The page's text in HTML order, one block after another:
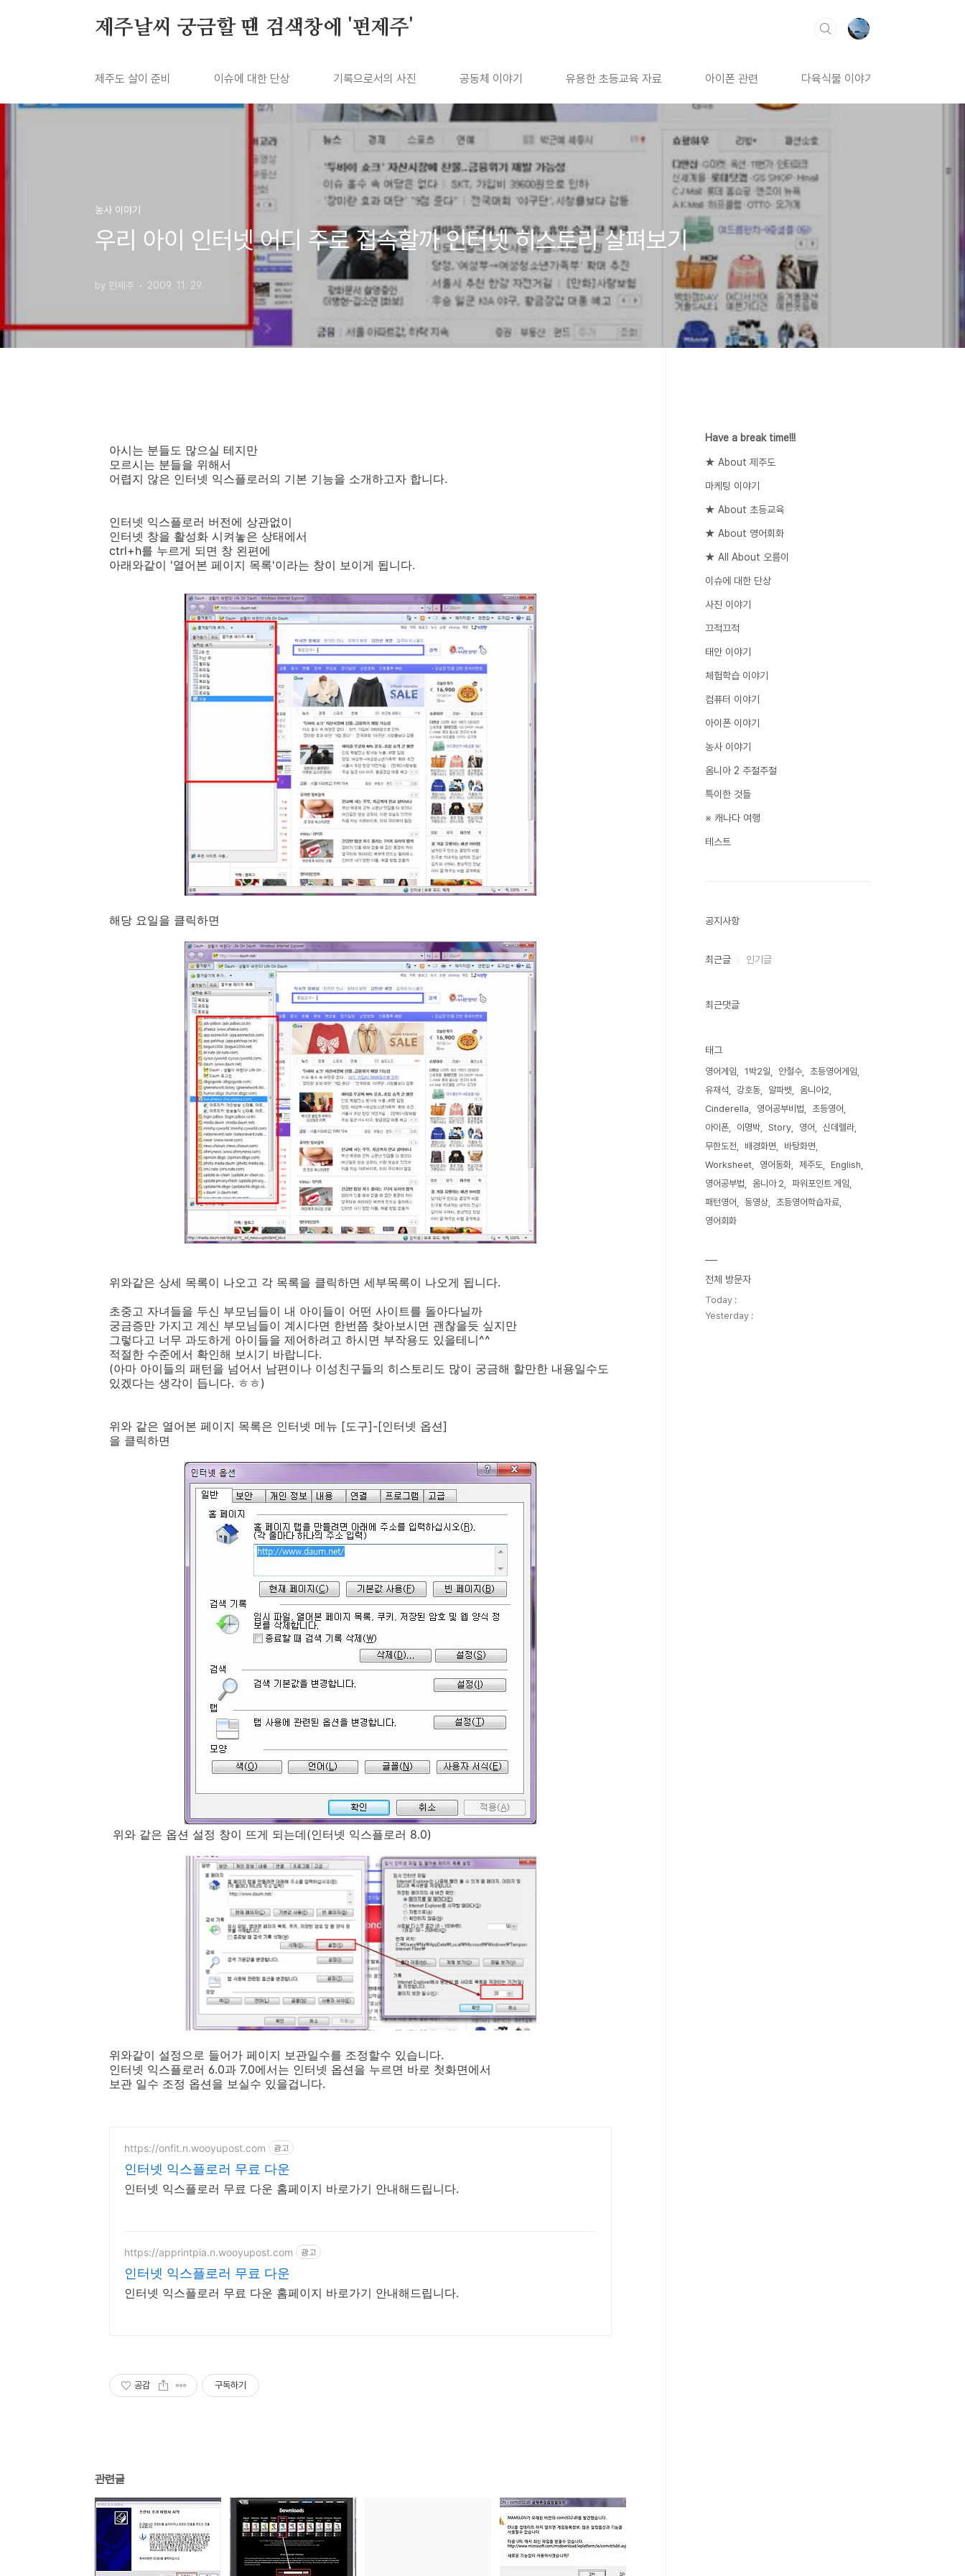
제주날씨 궁금할 땐 검색창에 '펀제주'
제주도 살이 준비 이슈에 대한 단상 기록으로서의 사진 공동체 이야기 유용한 초등교육 자료 아이폰 관련 다육식물 이야기
농사 이야기
우리 아이 인터넷 어디 주로 접속할까 인터넷 히스토리 살펴보기
by 펀제주 2009. 11. 29.
아시는 분들도 많으실 테지만
모르시는 분들을 위해서
어렵지 않은 인터넷 익스플로러의 기본 기능을 소개하고자 합니다.
인터넷 익스플로러 버전에 상관없이
인터넷 창을 활성화 시켜놓은 상태에서
ctrl+h를 누르게 되면 창 왼편에
아래와같이 '열어본 페이지 목록'이라는 창이 보이게 됩니다.
해당 요일을 클릭하면
위와같은 상세 목록이 나오고 각 목록을 클릭하면 세부목록이 나오게 됩니다.
초중고 자녀들을 두신 부모님들이 내 아이들이 어떤 사이트를 돌아다닐까
궁금증만 가지고 계신 부모님들이 계시다면 한번쯤 찾아보시면 괜찮을듯 싶지만
그렇다고 너무 과도하게 아이들을 제어하려고 하시면 부작용도 있을테니^^
적절한 수준에서 확인해 보시기 바랍니다.
(아마 아이들의 패턴을 넘어서 남편이나 이성친구들의 히스토리도 많이 궁금해 할만한 내용일수도
있겠다는 생각이 듭니다. ㅎㅎ)
위와 같은 열어본 페이지 목록은 인터넷 메뉴 [도구]-[인터넷 옵션]
을 클릭하면
위와 같은 옵션 설정 창이 뜨게 되는데(인터넷 익스플로러 8.0)
위와같이 설정으로 들어가 페이지 보관일수를 조정할수 있습니다.
인터넷 익스플로러 6.0과 7.0에서는 인터넷 옵션을 누르면 바로 첫화면에서
보관 일수 조정 옵션을 보실수 있을겁니다.
https://onfit.n.wooyupost.com 광고
인터넷 익스플로러 무료 다운
인터넷 익스플로러 무료 다운 홈페이지 바로가기 안내해드립니다.
https://apprintpia.n.wooyupost.com 광고
인터넷 익스플로러 무료 다운
인터넷 익스플로러 무료 다운 홈페이지 바로가기 안내해드립니다.
공감 구독하기
관련글
Have a break time!!!
★ About 제주도
마케팅 이야기
★ About 초등교육
★ About 영어회화
★ All About 오름이
이슈에 대한 단상
사진 이야기
끄적끄적
태안 이야기
체험학습 이야기
컴퓨터 이야기
아이폰 이야기
농사 이야기
옴니아 2 주절주절
특이한 것들
※ 캐나다 여행
테스트
공지사항
최근글 인기글
최근댓글
태그
영어게임 1박2일 안철수
초등영어게임
유재석
강호동 알파벳
옴니아2
Cinderella
영어공부비법
초등영어
아이폰
이명박 Story 영어
신데렐라
무한도전
배경화면
바탕화면
Worksheet
영어동화 제주도
English
영어공부법
옴니아 2
파워포인트 게임
패턴영어
동영상
초등영어학습자료
영어회화
전체 방문자
Today :
Yesterday :